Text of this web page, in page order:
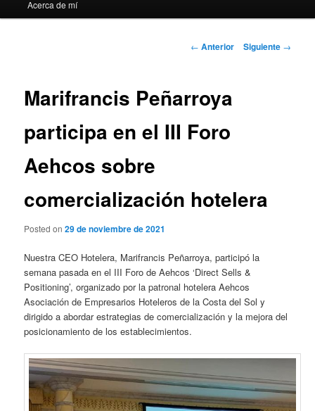
Acerca de mí
Navegación
← Anterior Siguiente →
Marifrancis Peñarroya
participa en el III Foro
Aehcos sobre
comercialización hotelera
Posted on29 de noviembre de 2021
Nuestra CEO Hotelera, Marifrancis Peñarroya, participó la
semana pasada en el III Foro de Aehcos ‘Direct Sells &
Positioning’, organizado por la patronal hotelera Aehcos
Asociación de Empresarios Hoteleros de la Costa del Sol y
dirigido a abordar estrategias de comercialización y la mejora del
posicionamiento de los establecimientos.